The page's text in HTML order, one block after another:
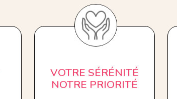
VOTRE SÉRÉNITÉ
NOTRE PRIORITÉ